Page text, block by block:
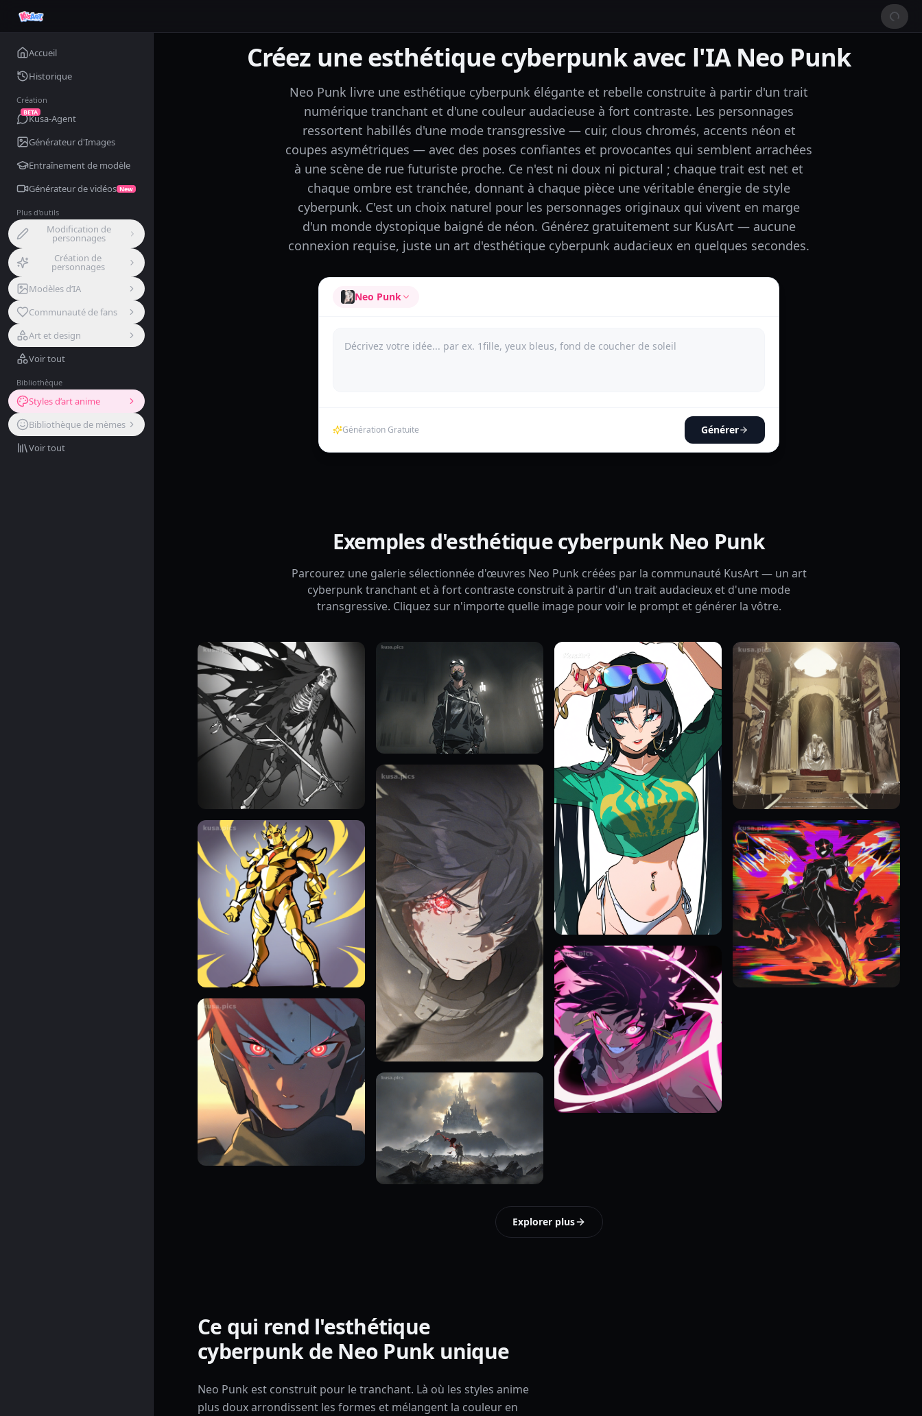
Accueil
Historique
Création
BETA
Kusa-Agent
Générateur d'Images
Entraînement de modèle
Générateur de vidéos New
Plus d'outils
Modification de
personnages
Création de
personnages
Modèles d’IA
Communauté de fans
Art et design
Voir tout
Bibliothèque
Styles d’art anime
Bibliothèque de mèmes
Voir tout
Créez une esthétique cyberpunk avec l'IA Neo Punk
Neo Punk livre une esthétique cyberpunk élégante et rebelle construite à partir d'un trait
numérique tranchant et d'une couleur audacieuse à fort contraste. Les personnages
ressortent habillés d'une mode transgressive — cuir, clous chromés, accents néon et
coupes asymétriques — avec des poses confiantes et provocantes qui semblent arrachées
à une scène de rue futuriste proche. Ce n'est ni doux ni pictural ; chaque trait est net et
chaque ombre est tranchée, donnant à chaque pièce une véritable énergie de style
cyberpunk. C'est un choix naturel pour les personnages originaux qui vivent en marge
d'un monde dystopique baigné de néon. Générez gratuitement sur KusArt — aucune
connexion requise, juste un art d'esthétique cyberpunk audacieux en quelques secondes.
Neo Punk
Génération Gratuite Générer
Exemples d'esthétique cyberpunk Neo Punk
Parcourez une galerie sélectionnée d'œuvres Neo Punk créées par la communauté KusArt — un art
cyberpunk tranchant et à fort contraste construit à partir d'un trait audacieux et d'une mode
transgressive. Cliquez sur n'importe quelle image pour voir le prompt et générer la vôtre.
Explorer plus
Ce qui rend l'esthétique
cyberpunk de Neo Punk unique
Neo Punk est construit pour le tranchant. Là où les styles anime
plus doux arrondissent les formes et mélangent la couleur en